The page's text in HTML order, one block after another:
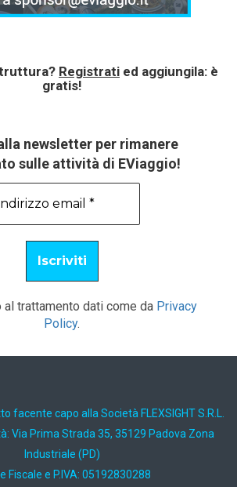
Registrati ed aggiungila: è
gratis!
newsletter per rimanere
sulle attività di EViaggio!
al trattamento dati come da Privacy
Policy.
facente capo alla Società FLEXSIGHT S.R.L.
Via Prima Strada 35, 35129 Padova Zona
Industriale (PD)
Fiscale e P.IVA: 05192830288